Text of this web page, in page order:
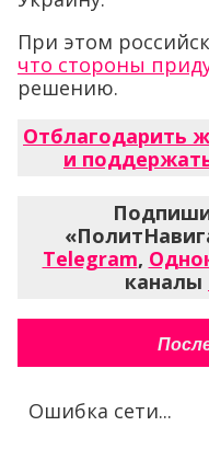
При этом
что стороны
решению.
Отблагодарить
и
Telegram,
каналы
Ошибка сети...